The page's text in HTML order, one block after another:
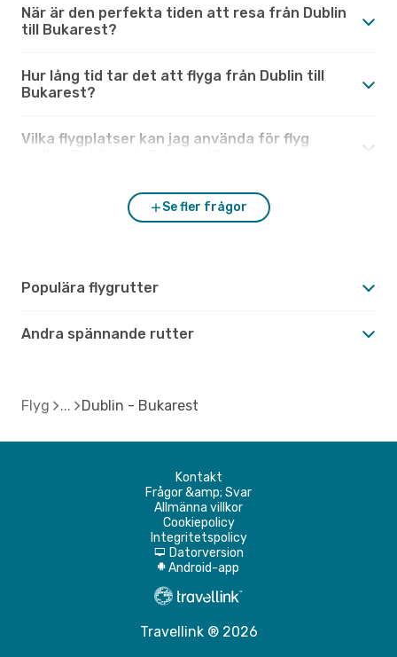
När är den perfekta tiden att resa från Dublin
till Bukarest?
Hur lång tid tar det att flyga från Dublin till
Bukarest?
Vilka flygplatser kan jag använda för flyg
Se fler frågor
Populära flygrutter
Andra spännande rutter
Flyg Dublin - Bukarest
Kontakt
Frågor &amp; Svar
Allmänna villkor
Cookiepolicy
Integritetspolicy
d Datorversion
A Android-app
Travellink ® 2026